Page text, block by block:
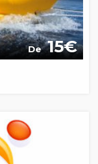
De 15